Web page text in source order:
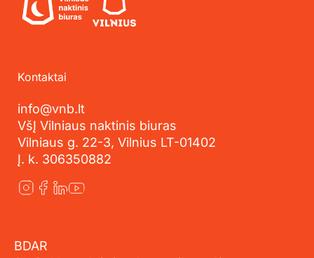
Kontaktai
info@vnb.lt
VšĮ Vilniaus naktinis biuras
Vilniaus g. 22-3, Vilnius LT-01402
Į. k. 306350882
BDAR